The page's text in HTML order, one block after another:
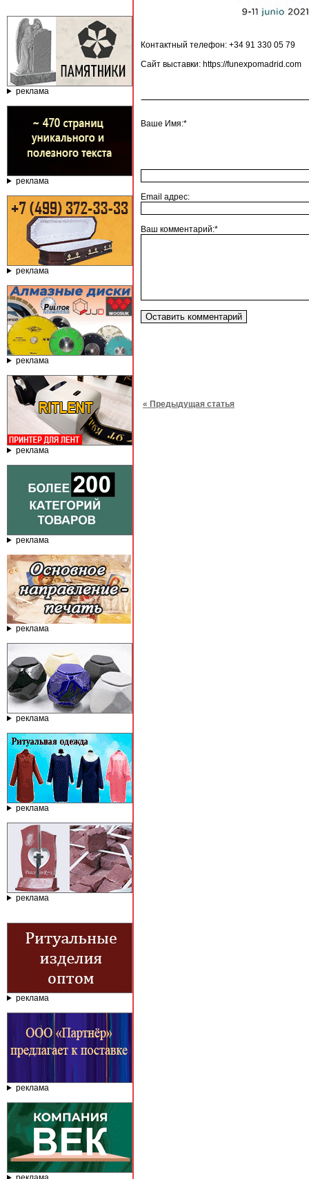
реклама
реклама
реклама
реклама
реклама
реклама
реклама
реклама
реклама
реклама
реклама
реклама
Контактный телефон: +34 91 330 05 79
Сайт выставки: https://funexpomadrid.com
Ваше Имя:*
Email адрес:
Ваш комментарий:*
« Предыдущая статья